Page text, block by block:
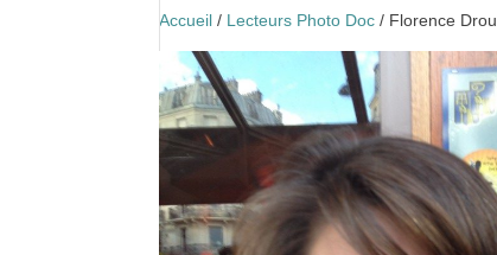
Accueil / Lecteurs Photo Doc / Florence